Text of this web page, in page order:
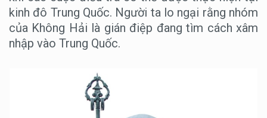
kinh đô Trung Quốc. Người ta lo ngại rằng nhóm
của Không Hải là gián điệp đang tìm cách xâm
nhập vào Trung Quốc.